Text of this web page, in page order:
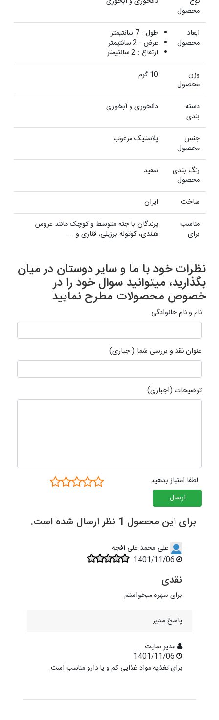
محصول
ابعاد
محصول
طول : 7 سانتیمتر
عرض : 2 سانتیمتر
ارتفاع : 2 سانتیمتر
وزن
محصول
10 گرم
دسته
بندی
دانخوری و آبخوری
جنس
محصول
پلاستیک مرغوب
رنگ بندی
محصول
سفید
ساخت
ایران
مناسب
برای
پرندگان با جثه متوسط و کوچک مانند عروس
هلندی، کوتوله برزیلی، قناری و ...
نظرات خود با ما و سایر دوستان در میان
بگذارید، میتوانید سوال خود را در
خصوص محصولات مطرح نمایید
نام و نام خانوادگی
عنوان نقد و بررسی شما (اجباری)
توضیحات (اجباری)
لطفا امتیاز بدهید
ارسال
برای این محصول 1 نظر ارسال شده است.
علی محمد علی افجه
نقدی
برای سهره میخواستم
پاسخ مدیر
مدیر سایت
برای تغذیه مواد غذایی کم و یا دارو مناسب است.